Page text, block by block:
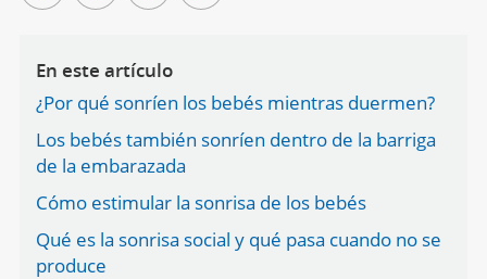
En este artículo
¿Por qué sonríen los bebés mientras duermen?
Los bebés también sonríen dentro de la barriga
de la embarazada
Cómo estimular la sonrisa de los bebés
Qué es la sonrisa social y qué pasa cuando no se
produce